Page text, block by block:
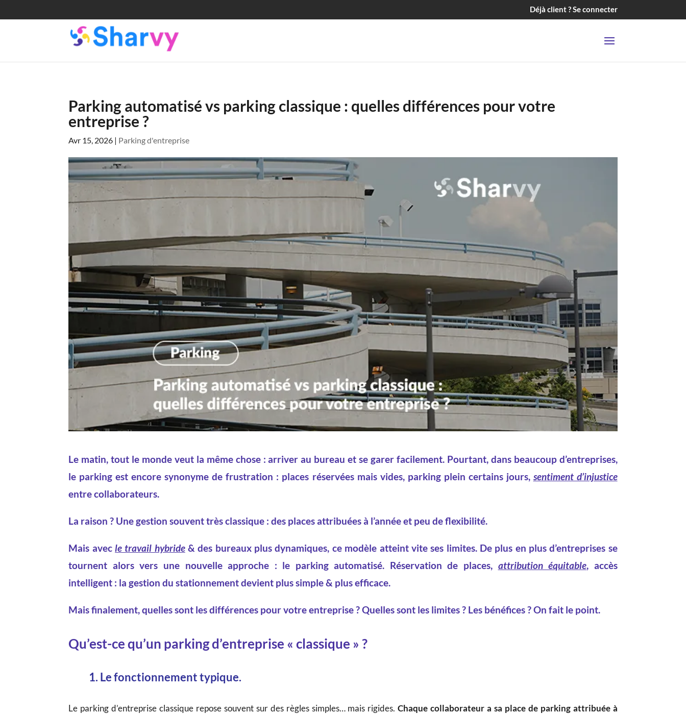
Déjà client ? Se connecter
Parking automatisé vs parking classique : quelles différences pour votre
entreprise ?
Avr 15, 2026 | Parking d'entreprise
Le matin, tout le monde veut la même chose : arriver au bureau et se garer facilement. Pourtant, dans beaucoup d’entreprises,
le parking est encore synonyme de frustration : places réservées mais vides, parking plein certains jours, sentiment d’injustice
entre collaborateurs.
La raison ? Une gestion souvent très classique : des places attribuées à l’année et peu de flexibilité.
Mais avecle travail hybride& des bureaux plus dynamiques, ce modèle atteint vite ses limites. De plus en plus d’entreprises se
tournent alors vers une nouvelle approche : le parking automatisé. Réservation de places, attribution équitable, accès
intelligent : la gestion du stationnement devient plus simple & plus efficace.
Mais finalement, quelles sont les différences pour votre entreprise ? Quelles sont les limites ? Les bénéfices ? On fait le point.
Qu’est-ce qu’un parking d’entreprise « classique » ?
1. Le fonctionnement typique.
Le parking d’entreprise classique repose souvent sur des règles simples… mais rigides.Chaque collaborateur a sa place de parking attribuée à